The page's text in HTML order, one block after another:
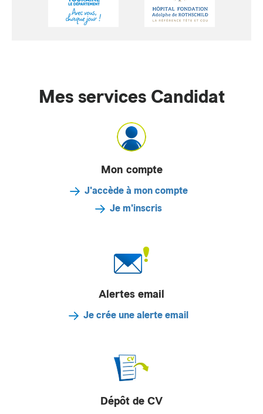
Mes services Candidat
Mon compte
J'accède à mon compte
Je m'inscris
Alertes email
Je crée une alerte email
Dépôt de CV